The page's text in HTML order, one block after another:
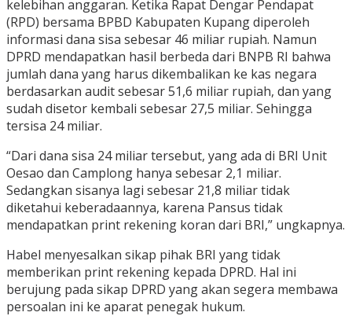
kelebihan anggaran. Ketika Rapat Dengar Pendapat
(RPD) bersama BPBD Kabupaten Kupang diperoleh
informasi dana sisa sebesar 46 miliar rupiah. Namun
DPRD mendapatkan hasil berbeda dari BNPB RI bahwa
jumlah dana yang harus dikembalikan ke kas negara
berdasarkan audit sebesar 51,6 miliar rupiah, dan yang
sudah disetor kembali sebesar 27,5 miliar. Sehingga
tersisa 24 miliar.
“Dari dana sisa 24 miliar tersebut, yang ada di BRI Unit
Oesao dan Camplong hanya sebesar 2,1 miliar.
Sedangkan sisanya lagi sebesar 21,8 miliar tidak
diketahui keberadaannya, karena Pansus tidak
mendapatkan print rekening koran dari BRI,” ungkapnya.
Habel menyesalkan sikap pihak BRI yang tidak
memberikan print rekening kepada DPRD. Hal ini
berujung pada sikap DPRD yang akan segera membawa
persoalan ini ke aparat penegak hukum.